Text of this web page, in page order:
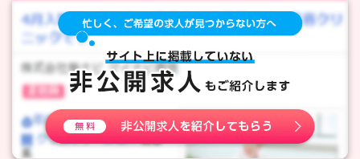
得実績あり ・時短勤務制度あり → 長く安心して働き続けられる仕組み
があります ――――――――――――――― ■ 健診業務で専門スキル
が身につく ――――――――――――――― 予防医療に関われる貴重
な環境です。 ・院内健診と巡回健診の両方を経験可能 ・採血・心電図など
のスキルが身につく ・事務処理まで一連の流れを習得 → 医療の幅を広
げたい方におすすめです ――――――――――――――― ■ 福利厚生
充実で安定収入を実現 ――――――――――――――― 生活面を支え
る制度が整っています。 ・住宅手当・通勤手当あり ・賞与は年3回支給 ・資
格取得支援や研修制度あり → 安心して長期的なキャリア形成が可能で
す